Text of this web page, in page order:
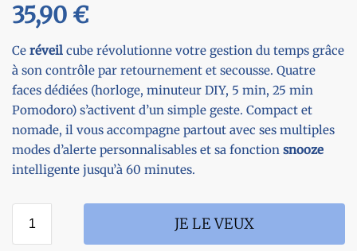
35,90 €
Ce réveil cube révolutionne votre gestion du temps grâce
à son contrôle par retournement et secousse. Quatre
faces dédiées (horloge, minuteur DIY, 5 min, 25 min
Pomodoro) s’activent d’un simple geste. Compact et
nomade, il vous accompagne partout avec ses multiples
modes d’alerte personnalisables et sa fonction snooze
intelligente jusqu’à 60 minutes.
JE LE VEUX